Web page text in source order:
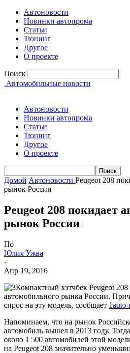
Автоновости
Новинки автопрома
Статьи
Тюнинг
Другое
О проекте
Поиск
Автомобильные новости
Автоновости
Новинки автопрома
Статьи
Тюнинг
Другое
О проекте
Домой Автоновости Peugeot 208
рынок России
Peugeot 208 покидает
рынок России
По
Юлия Ужва
-
Апр 19, 2016
Компактный хэтчбек Peugeot
автомобильного рынка России.
спрос на эту модель, сообщает
Напоминаем, что на рынок
автомобиль вышел в 2013 году.
около 1 500 автомобилей этой
на Peugeot 208 значительно